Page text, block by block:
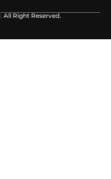
All Right Reserved.